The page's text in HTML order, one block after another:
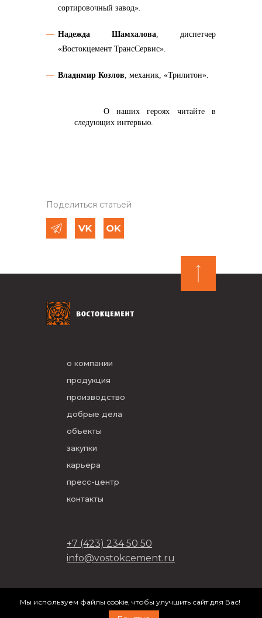
сортировочный завод».
Надежда Шамхалова, диспетчер
«Востокцемент ТрансСервис».
Владимир Козлов, механик, «Трилитон».
О наших героях читайте в
следующих интервью.
Поделиться статьей
о компании
продукция
производство
добрые дела
объекты
закупки
карьера
пресс-центр
контакты
+7 (423) 234 50 50
info@vostokcement.ru
разработано вDVIGA
Мы используем файлы cookie, чтобы улучшить сайт для Вас!